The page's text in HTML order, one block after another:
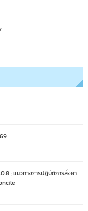
: แนวทางการปฏิบัติการสั่งยา